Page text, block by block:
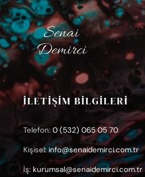
İLETİŞİM BİLGİLERİ
Telefon: 0 (532) 065 05 70
Kişisel: info@senaidemirci.com.tr
İş: kurumsal@senaidemirci.com.tr